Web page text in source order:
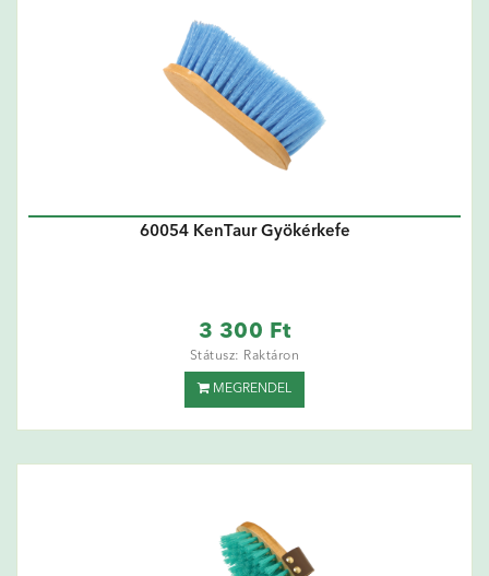
60054 KenTaur Gyökérkefe
3 300 Ft
Státusz: Raktáron
MEGRENDEL